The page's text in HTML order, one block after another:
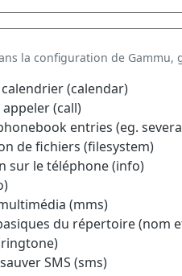
la configuration de Gammu,
(calendar)
(call)
entries (eg.
de fichiers (filesystem)
sur le téléphone (info)
(mms)
du répertoire (nom
SMS (sms)